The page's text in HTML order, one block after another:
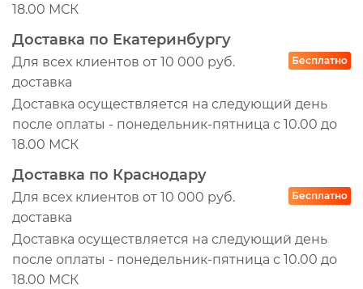
18.00 МСК
Доставка по Екатеринбургу
Для всех клиентов от 10 000 руб.
доставка
Бесплатно
Доставка осуществляется на следующий день
после оплаты - понедельник-пятница с 10.00 до
18.00 МСК
Доставка по Краснодару
Для всех клиентов от 10 000 руб.
доставка
Бесплатно
Доставка осуществляется на следующий день
после оплаты - понедельник-пятница с 10.00 до
18.00 МСК